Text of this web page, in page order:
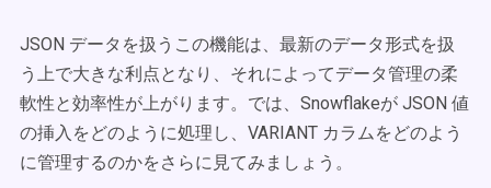
JSON データを扱うこの機能は、最新のデータ形式を扱
う上で大きな利点となり、それによってデータ管理の柔
軟性と効率性が上がります。では、Snowflakeが JSON 値
の挿入をどのように処理し、VARIANT カラムをどのよう
に管理するのかをさらに見てみましょう。